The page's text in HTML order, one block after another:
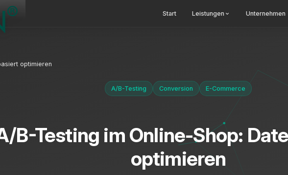
Start Leistungen Unternehmen
optimieren
A/B-Testing Conversion E-Commerce
B-Testing im Online-Shop:
optimieren